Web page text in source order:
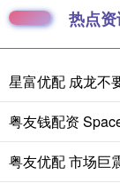
热点
粤友钱配资
粤友优配 市场巨